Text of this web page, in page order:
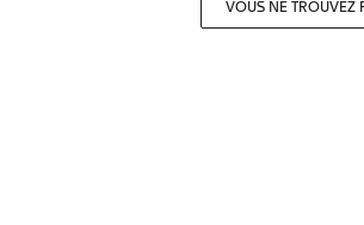
VOUS NE TROUVEZ